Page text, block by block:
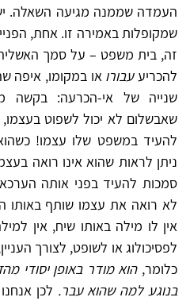
העמדה שממנה מגיעה השאלה.
שמקופלות באמירה זו. אחת,
זה, בית משפט – על סמך האשליה
להכריע עבורו או במקומו, איפה
שנייה של אי-הכרעה: בקשה
שאבשלום לא יכול לשפוט בעצמו,
להעיד במשפט שלו עצמו!
ניתן לראות שהוא אינו רואה
סמכות להעיד בפני אותה
לא רואה את עצמו שותף באותו
אין לו מילה באותו שיח, אין
לפסיכולוג או לשופט, לצורך
כלומר,הוא מודר באופן יסודי
בנוגע למה שהוא עבר. לכן